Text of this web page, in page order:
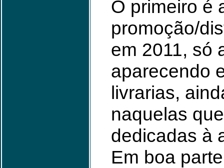
O primeiro é
promoção/
em 2011, só
aparecendo
livrarias,
naquelas
dedicadas à
Em boa